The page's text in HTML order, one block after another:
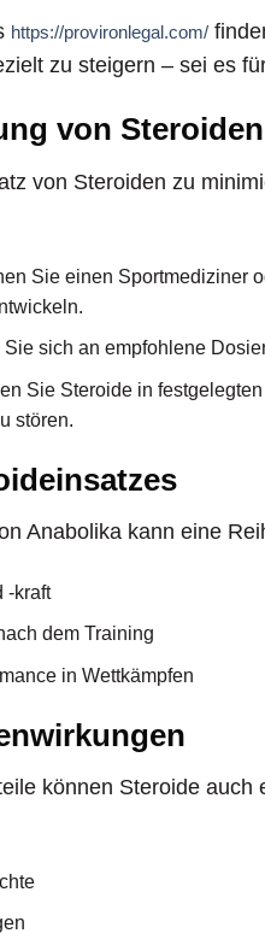
https://provironlegal.com/
zu steigern – sei es
von Steroiden
von Steroiden zu
Sie einen Sportmediziner
Sie sich an empfohlene
Sie Steroide in
stören.
Anabolika kann eine
-kraft
dem Training
in Wettkämpfen
können Steroide